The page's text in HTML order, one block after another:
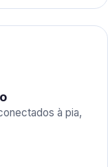
à pia,